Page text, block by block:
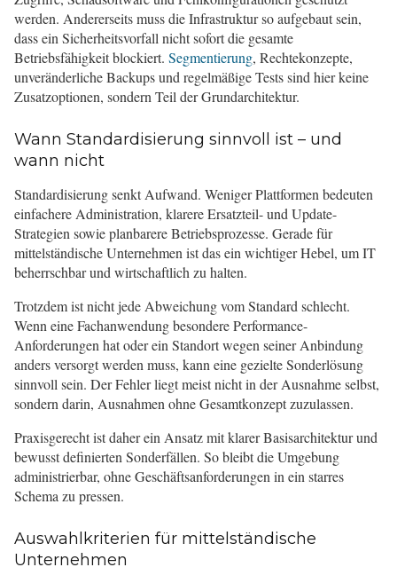
werden. Andererseits muss die Infrastruktur so aufgebaut sein,
dass ein Sicherheitsvorfall nicht sofort die gesamte
Betriebsfähigkeit blockiert. Segmentierung, Rechtekonzepte,
unveränderliche Backups und regelmäßige Tests sind hier keine
Zusatzoptionen, sondern Teil der Grundarchitektur.
Wann Standardisierung sinnvoll ist – und
wann nicht
Standardisierung senkt Aufwand. Weniger Plattformen bedeuten
einfachere Administration, klarere Ersatzteil- und Update-
Strategien sowie planbarere Betriebsprozesse. Gerade für
mittelständische Unternehmen ist das ein wichtiger Hebel, um IT
beherrschbar und wirtschaftlich zu halten.
Trotzdem ist nicht jede Abweichung vom Standard schlecht.
Wenn eine Fachanwendung besondere Performance-
Anforderungen hat oder ein Standort wegen seiner Anbindung
anders versorgt werden muss, kann eine gezielte Sonderlösung
sinnvoll sein. Der Fehler liegt meist nicht in der Ausnahme selbst,
sondern darin, Ausnahmen ohne Gesamtkonzept zuzulassen.
Praxisgerecht ist daher ein Ansatz mit klarer Basisarchitektur und
bewusst definierten Sonderfällen. So bleibt die Umgebung
administrierbar, ohne Geschäftsanforderungen in ein starres
Schema zu pressen.
Auswahlkriterien für mittelständische
Unternehmen